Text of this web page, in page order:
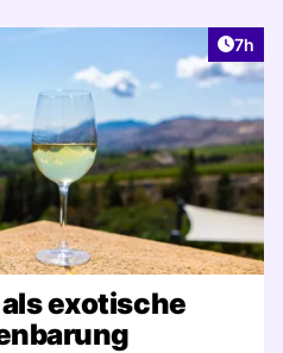
7h
exotische